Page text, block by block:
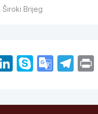
Široki Brijeg
LinkedIn
Skype